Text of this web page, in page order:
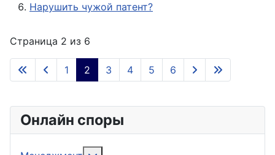
Нарушить чужой патент?
Страница 2 из 6
1 2 3 4 5 6
Онлайн споры